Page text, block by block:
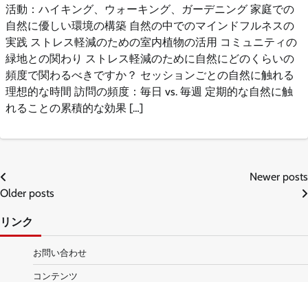
活動：ハイキング、ウォーキング、ガーデニング 家庭での
自然に優しい環境の構築 自然の中でのマインドフルネスの
実践 ストレス軽減のための室内植物の活用 コミュニティの
緑地との関わり ストレス軽減のために自然にどのくらいの
頻度で関わるべきですか？ セッションごとの自然に触れる
理想的な時間 訪問の頻度：毎日 vs. 毎週 定期的な自然に触
れることの累積的な効果 […]
Posts
navigation
Older posts
Newer posts
リンク
お問い合わせ
コンテンツ